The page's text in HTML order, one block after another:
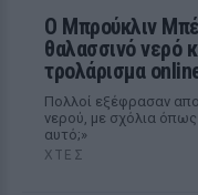
Ο Μπρούκλιν
θαλασσινό νερό
τρολάρισμα
Πολλοί εξέφρασαν
νερού, με σχόλια
αυτό;»
ΧΤΕΣ